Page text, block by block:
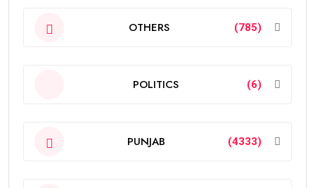
OTHERS (785)
POLITICS (6)
PUNJAB (4333)